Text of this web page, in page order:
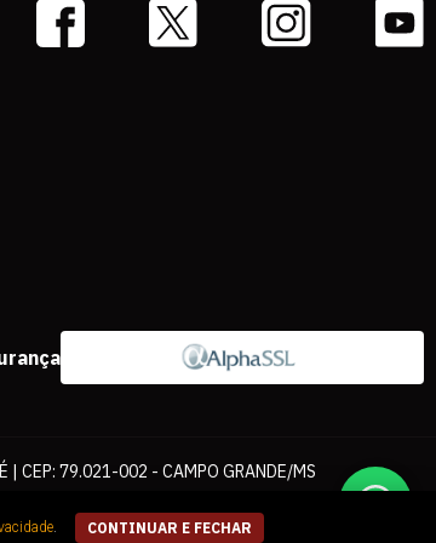
| CEP: 79.021-002 - CAMPO GRANDE/MS
CONTINUAR E FECHAR